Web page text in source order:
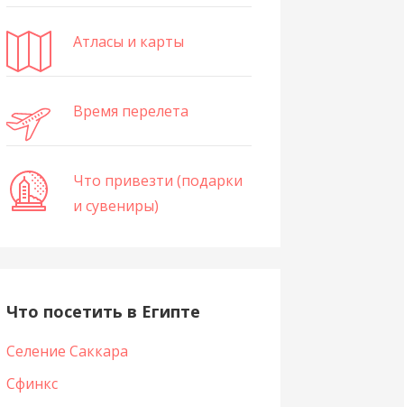
Атласы и карты
Время перелета
Что привезти (подарки
и сувениры)
Что посетить в Египте
Селение Саккара
Сфинкс